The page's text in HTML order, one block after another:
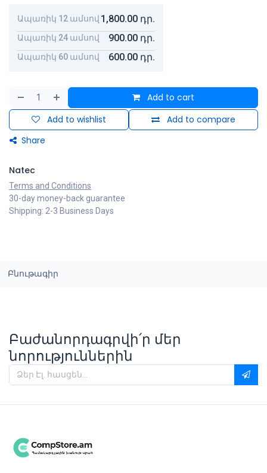
Ապառիկ 12 ամսով 1,800.00 դր.
Ապառիկ 24 ամսով 900.00 դր.
Ապառիկ 60 ամսով 600.00 դր.
Add to cart
Add to compare
Add to wishlist
Share
Natec
Terms and Conditions
30-day money-back guarantee
Shipping: 2-3 Business Days
Բնութագիր
Բաժանորդագրվի՛ր մեր
նորություններին